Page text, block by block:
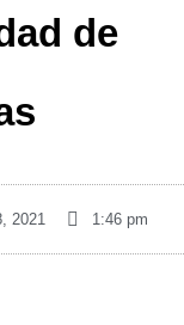
de
2021 1:46 pm